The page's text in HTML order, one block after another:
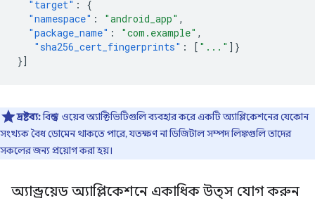
"target" :
{
"namespace" : "android_app" ,
"package_name" : "com.example" ,
"sha256_cert_fingerprints" : [ "..." ]}
}]
দ্রষ্টব্য:বিশ্বস্ত ওয়েব অ্যাক্টিভিটিগুলি ব্যবহার করে একটি অ্যাপ্লিকেশনের যেকোন
সংখ্যক বৈধ ডোমেন থাকতে পারে, যতক্ষণ না ডিজিটাল সম্পদ লিঙ্কগুলি তাদের
সকলের জন্য প্রয়োগ করা হয়।
অ্যান্ড্রয়েড অ্যাপ্লিকেশনে একাধিক উত্স যোগ করুন